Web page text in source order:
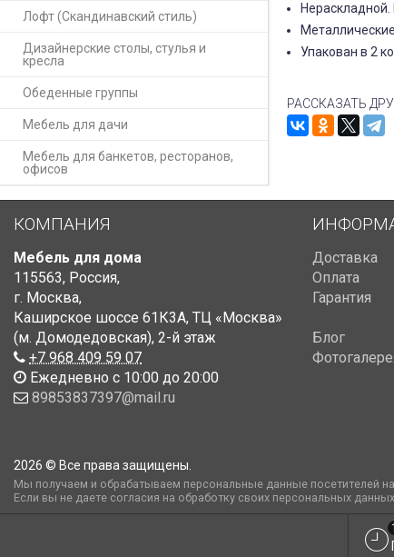
Лофт (Скандинавский стиль)
Дизайнерские столы, стулья и
кресла
Обеденные группы
Мебель для дачи
Мебель для банкетов, ресторанов,
офисов
Упакован в 2
РАССКАЗАТЬ
КОМПАНИЯ
Мебель для дома
115563, Россия,
г. Москва,
Каширское шоссе 61К3А, ТЦ «Москва»
(м. Домодедовская), 2-й этаж
+7 968 409 59 07
Ежедневно с 10:00 до 20:00
89853837397@mail.ru
Доставка
Оплата
Гарантия
Блог
2026 © Все права защищены.
Мы получаем и обрабатываем персональные данные посетителей
Если вы не даете согласия на обработку своих персональных
1